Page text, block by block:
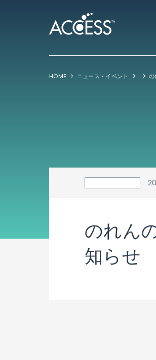
HOME ニュース・イベント
のれん
知らせ